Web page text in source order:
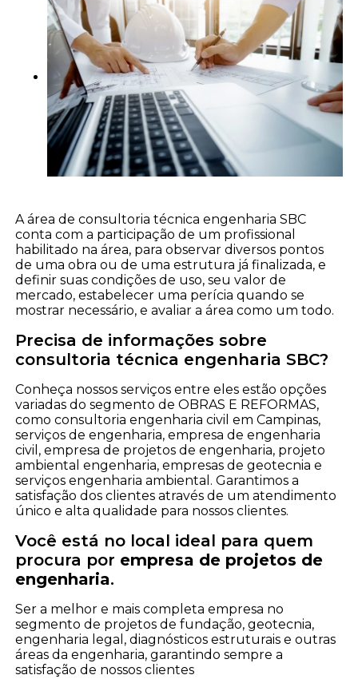
A área de consultoria técnica engenharia SBC
conta com a participação de um profissional
habilitado na área, para observar diversos pontos
de uma obra ou de uma estrutura já finalizada, e
definir suas condições de uso, seu valor de
mercado, estabelecer uma perícia quando se
mostrar necessário, e avaliar a área como um todo.
Precisa de informações sobre
consultoria técnica engenharia SBC?
Conheça nossos serviços entre eles estão opções
variadas do segmento de OBRAS E REFORMAS,
como consultoria engenharia civil em Campinas,
serviços de engenharia, empresa de engenharia
civil, empresa de projetos de engenharia, projeto
ambiental engenharia, empresas de geotecnia e
serviços engenharia ambiental. Garantimos a
satisfação dos clientes através de um atendimento
único e alta qualidade para nossos clientes.
Você está no local ideal para quem
procura por empresa de projetos de
engenharia.
Ser a melhor e mais completa empresa no
segmento de projetos de fundação, geotecnia,
engenharia legal, diagnósticos estruturais e outras
áreas da engenharia, garantindo sempre a
satisfação de nossos clientes